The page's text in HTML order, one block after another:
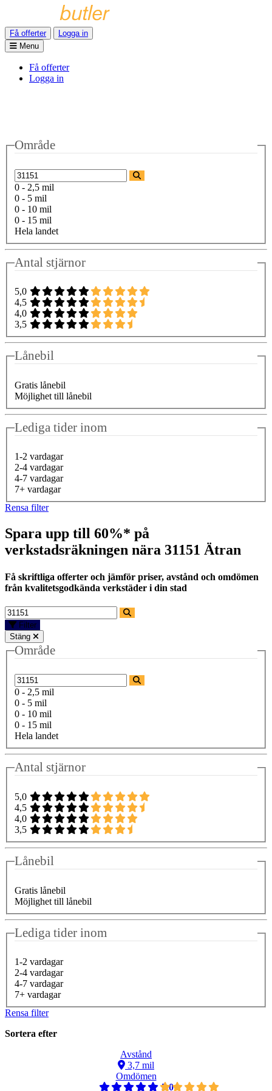
Få offerter
Logga in
Menu
Få offerter
Logga in
Område
0 - 2,5 mil
0 - 5 mil
0 - 10 mil
0 - 15 mil
Hela landet
Antal stjärnor
5,0
4,5
4,0
3,5
Lånebil
Gratis lånebil
Möjlighet till lånebil
Lediga tider inom
1-2 vardagar
2-4 vardagar
4-7 vardagar
7+ vardagar
Rensa filter
Spara upp till 60%* på
verkstadsräkningen nära 31151 Ätran
Få skriftliga offerter och jämför priser, avstånd och omdömen
från kvalitetsgodkända verkstäder i din stad
Filter
Stäng
Område
0 - 2,5 mil
0 - 5 mil
0 - 10 mil
0 - 15 mil
Hela landet
Antal stjärnor
5,0
4,5
4,0
3,5
Lånebil
Gratis lånebil
Möjlighet till lånebil
Lediga tider inom
1-2 vardagar
2-4 vardagar
4-7 vardagar
7+ vardagar
Rensa filter
Sortera efter
Avstånd
3,7 mil
Omdömen
5,0